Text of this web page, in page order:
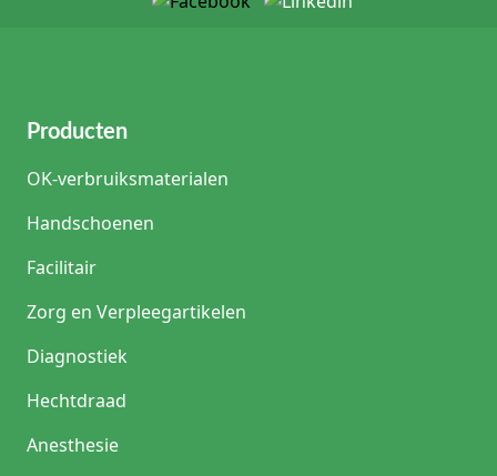
Producten
OK-verbruiksmaterialen
Handschoenen
Facilitair
Zorg en Verpleegartikelen
Diagnostiek
Hechtdraad
Anesthesie